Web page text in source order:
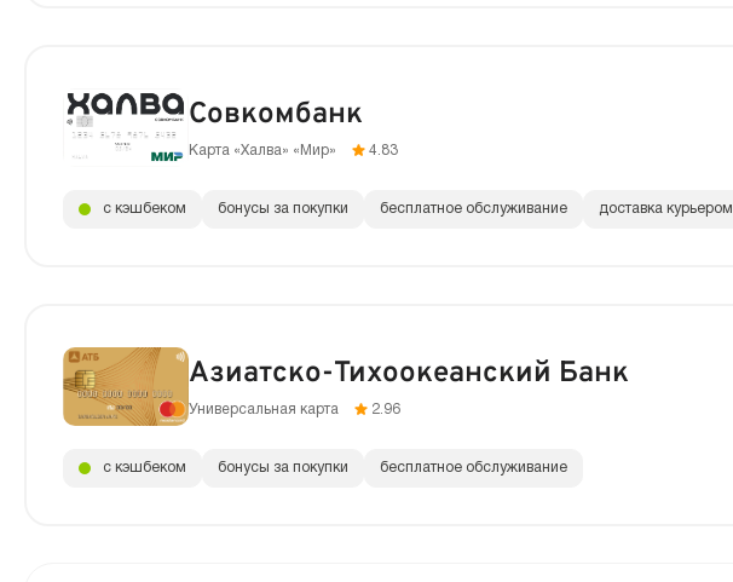
Совкомбанк
Карта «Халва» «Мир» 4.83
с кэшбеком бонусы за покупки бесплатное обслуживание доставка курьером
Азиатско-Тихоокеанский Банк
Универсальная карта 2.96
с кэшбеком бонусы за покупки бесплатное обслуживание